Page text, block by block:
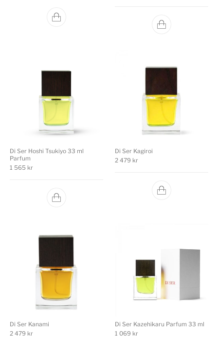
Di Ser Hoshi Tsukiyo 33 ml
Parfum
1 565 kr
Di Ser Kagiroi
2 479 kr
Di Ser Kanami
2 479 kr
Di Ser Kazehikaru Parfum 33 ml
1 069 kr